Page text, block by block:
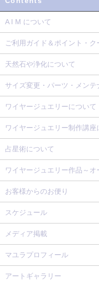
A I M について
ご利用ガイド＆ポイント・ク
天然石や浄化について
サイズ変更・パーツ・メン
ワイヤージュエリーについ
ワイヤージュエリー制作講座
占星術について
ワイヤージュエリー作品～
お客様からのお便り
スケジュール
メディア掲載
マユラプロフィール
アートギャラリー